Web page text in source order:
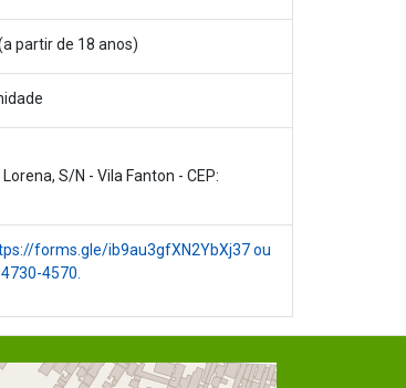
partir de 18 anos)
S/N - Vila Fanton - CEP:
forms.gle/ib9au3gfXN2YbXj37 ou
4570.